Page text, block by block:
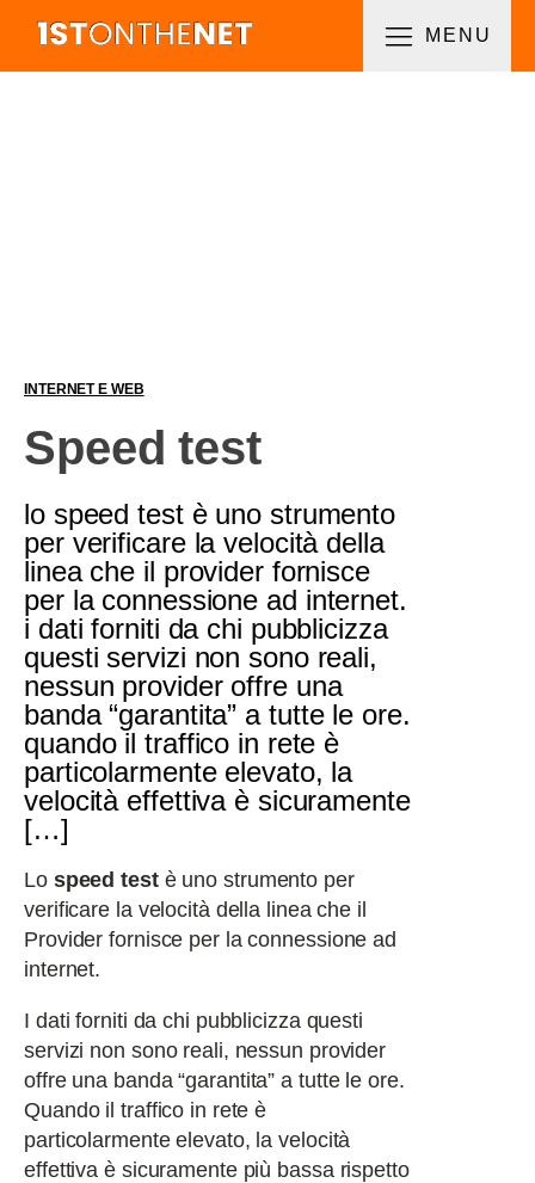
MENU
INTERNET E WEB
Speed test
lo speed test è uno strumento
per verificare la velocità della
linea che il provider fornisce
per la connessione ad internet.
i dati forniti da chi pubblicizza
questi servizi non sono reali,
nessun provider offre una
banda “garantita” a tutte le ore.
quando il traffico in rete è
particolarmente elevato, la
velocità effettiva è sicuramente
[…]
Lo speed testè uno strumento per
verificare la velocità della linea che il
Provider fornisce per la connessione ad
internet.
I dati forniti da chi pubblicizza questi
servizi non sono reali, nessun provider
offre una banda “garantita” a tutte le ore.
Quando il traffico in rete è
particolarmente elevato, la velocità
effettiva è sicuramente più bassa rispetto